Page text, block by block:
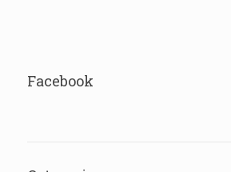
Facebook